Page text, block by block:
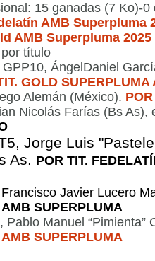
15 ganadas (7 Ko)-0
AMB Superpluma
AMB Superpluma 2025
título
ÁngelDaniel
GOLD
Alemán (México).
Nicolás Farías (Bs As),
Jorge Luis
As. POR TIT.
Javier Lucero
SUPERPLUMA
Manuel
SUPERPLUMA